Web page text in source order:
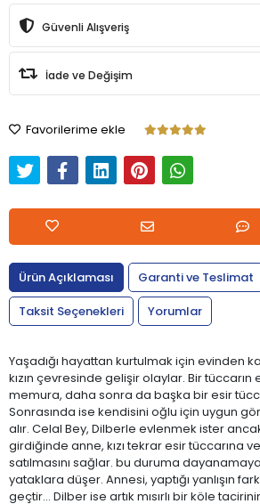
Güvenli Alışveriş
İade ve Değişim
Favorilerime ekle
Ürün Açıklaması
Garanti ve Teslimat
Taksit Seçenekleri
Yorumlar
Yaşadığı hayattan kurtulmak için evinden
kızın çevresinde gelişir olaylar. Bir
memura, daha sonra da başka bir esir
Sonrasında ise kendisini oğlu için uygun
alır. Celal Bey, Dilberle evlenmek ister
girdiğinde anne, kızı tekrar esir tüccarına
satılmasını sağlar. bu duruma
yataklara düşer. Annesi, yaptığı yanlışın
geçtir... Dilber ise artık mısırlı bir köle